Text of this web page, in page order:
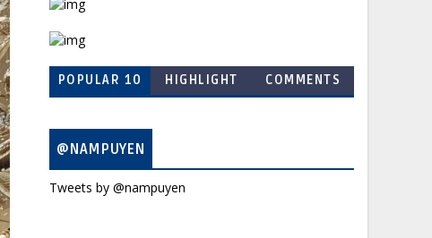
POPULAR 10 HIGHLIGHT COMMENTS
@NAMPUYEN
Tweets by @nampuyen